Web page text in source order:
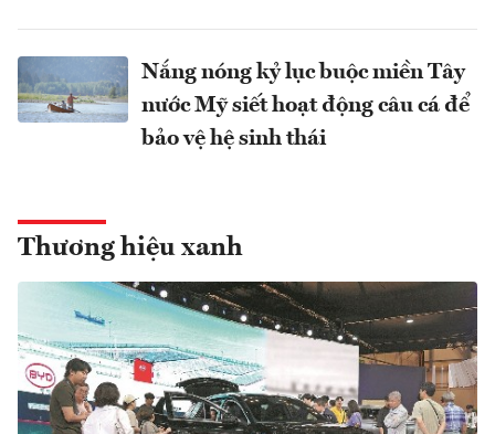
Nắng nóng kỷ lục buộc miền Tây
nước Mỹ siết hoạt động câu cá để
bảo vệ hệ sinh thái
Thương hiệu xanh